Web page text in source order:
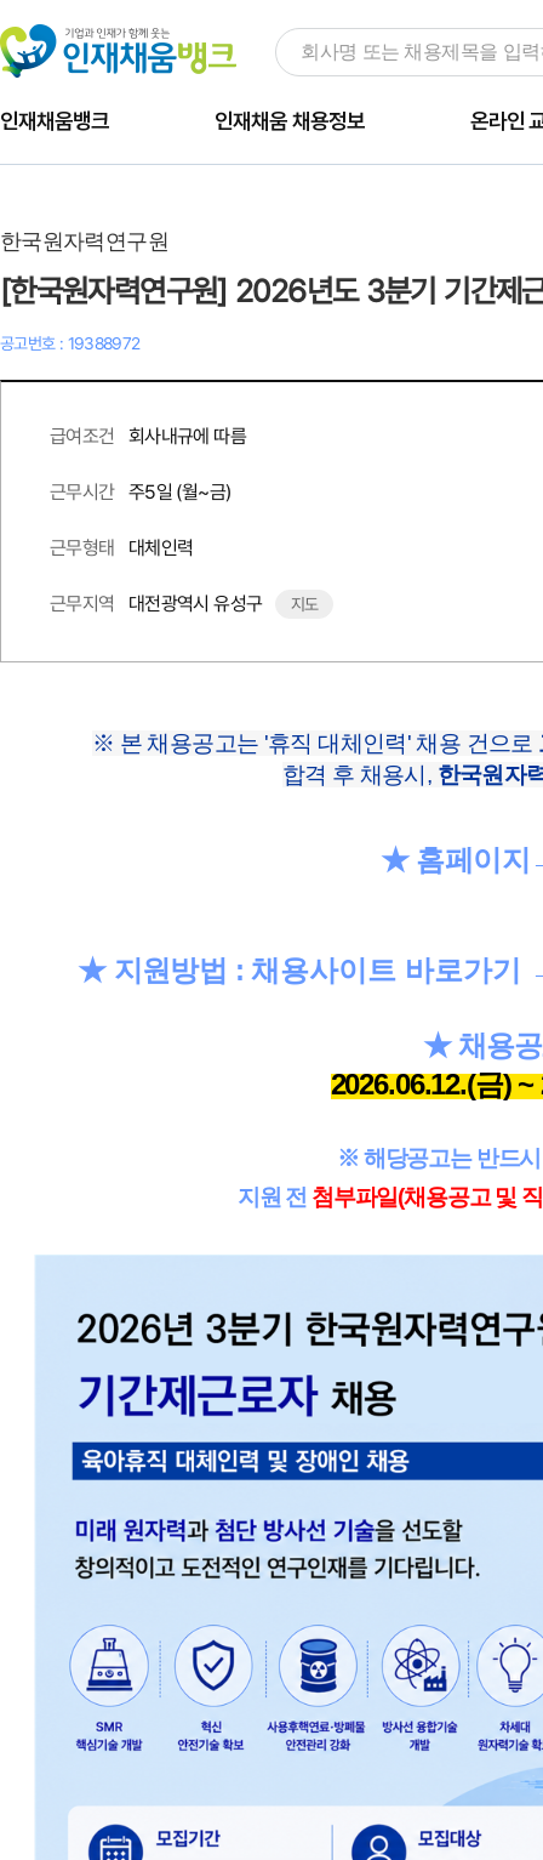
인재채움뱅크 인재채움 채용정보 온라인
한국원자력연구원
[한국원자력연구원] 2026년도 3분기 기간제
공고번호 : 19388972
급여조건 회사내규에 따름
근무시간 주5일 (월~금)
근무형태 대체인력
근무지역 대전광역시 유성구 지도
※ 본 채용공고는 '휴직 대체인력' 채용 건으로
합격 후 채용시, 한국원자
★ 홈페이
★지원방법 :채용사이트 바로가기
★ 채용
2026.06.12.(금) ~
※ 해당공고는 반드시
지원 전 첨부파일(채용공고 및